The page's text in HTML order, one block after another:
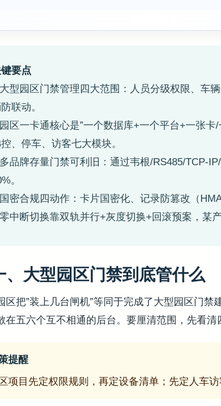
要点
型园区门禁管理四大范围：人员分级权限、车
联动。
区一卡通核心是”一个数据库+一个平台+一张卡
、停车、访客七大模块。
品牌存量门禁可利旧：通过韦根/RS485/TCP-
。
密合规四动作：卡片国密化、记录防篡改（
中断切换靠双轨并行+灰度切换+回滚预案，某
、大型园区门禁到底管什么
区把”装上几台闸机”等同于完成了大型园区门
在五六个互不相通的后台。要厘清范围，先看清
提醒
项目先定权限规则，再定设备清单；先定人车